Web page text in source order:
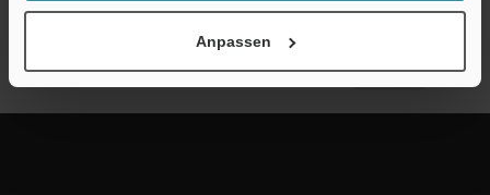
Anpassen
Newsletter-Anmeldung